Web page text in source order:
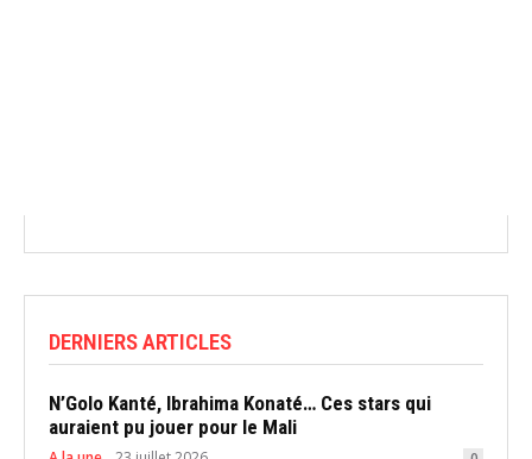
DERNIERS ARTICLES
N’Golo Kanté, Ibrahima Konaté… Ces stars qui
auraient pu jouer pour le Mali